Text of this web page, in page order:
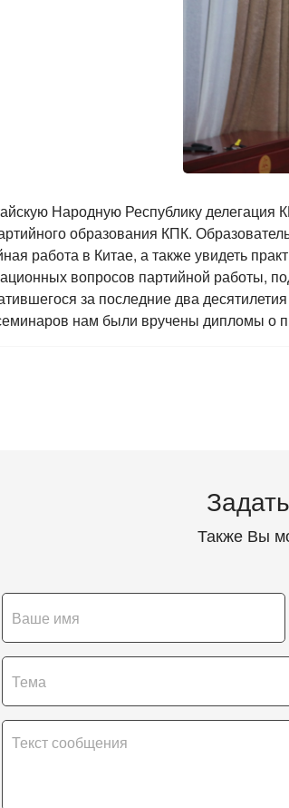
Народную Республику
образования КПК.
работа в Китае, а также увидеть
вопросов партийной работы,
за последние два
нам были вручены дипломы о
Также Вы